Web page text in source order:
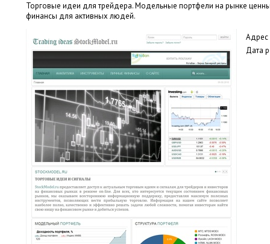
Торговые идеи для трейдера. Модельные портфели на рынке
финансы для активных людей.
Адрес
Дата